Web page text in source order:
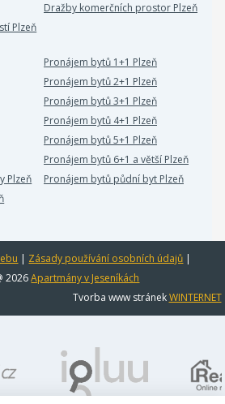
Dražby komerčních prostor Plzeň
Plzeň
Pronájem bytů 1+1 Plzeň
Pronájem bytů 2+1 Plzeň
Pronájem bytů 3+1 Plzeň
Pronájem bytů 4+1 Plzeň
Pronájem bytů 5+1 Plzeň
Pronájem bytů 6+1 a větší Plzeň
Plzeň
Pronájem bytů půdní byt Plzeň
| Zásady používání osobních údajů |
2026Apartmány v Jeseníkách
Tvorba www stránekWINTERNET